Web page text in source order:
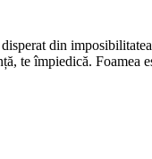
din
te împiedică. Foamea